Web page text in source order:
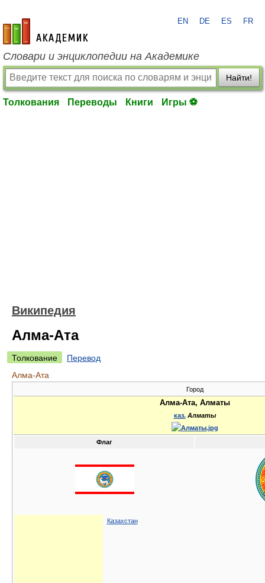
academic.ru
EN DE ES FR
Словари и энциклопедии на Академике
Найти!
Толкования Переводы Книги Игры ⚽
Википедия
Алма-Ата
Толкование
Перевод
Алма-Ата
Город
Алма-Ата, Алматы
каз. Алматы
Флаг
Казахстан